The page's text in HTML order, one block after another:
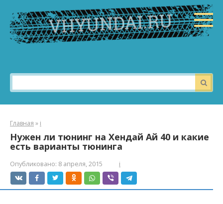
контенту
Поиск:
Главная » i
Нужен ли тюнинг на Хендай Ай 40 и какие
есть варианты тюнинга
Опубликовано: 8 апреля, 2015 i